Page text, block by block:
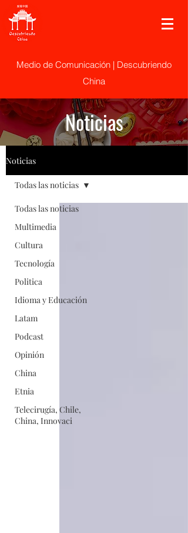
Medio de Comunicación | Descubriendo
China
Noticias
Noticias
Todas las noticias
Multimedia
Cultura
Tecnología
Politica
Idioma y Educación
Latam
Podcast
Opinión
China
Etnia
Telecirugía, Chile,
China, Innovaci
Todas las noticias